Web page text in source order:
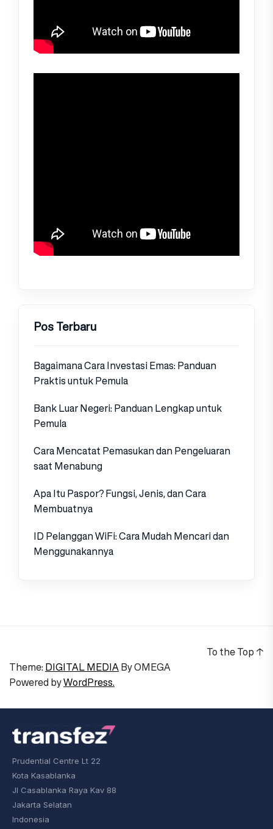
Pos Terbaru
Bagaimana Cara Investasi Emas: Panduan
Praktis untuk Pemula
Bank Luar Negeri: Panduan Lengkap untuk
Pemula
Cara Mencatat Pemasukan dan Pengeluaran
saat Menabung
Apa Itu Paspor? Fungsi, Jenis, dan Cara
Membuatnya
ID Pelanggan WiFi: Cara Mudah Mencari dan
Menggunakannya
Theme: DIGITAL MEDIAByOMEGA
Powered byWordPress.
To the Top ↑
Prudential Centre Lt 22
Kota Kasablanka
Jl Casablanka Raya Kav 88
Jakarta Selatan
Indonesia